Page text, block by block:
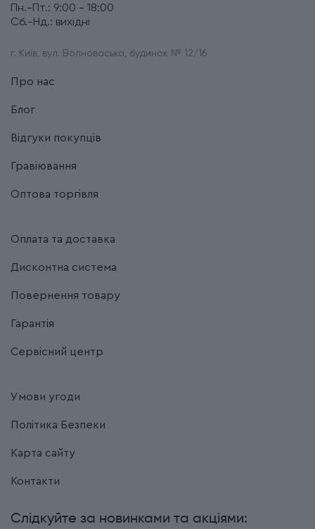
Пн.-Пт.: 9:00 - 18:00
Сб.-Нд.: вихідні
г. Київ, вул. Волноваська, будинок № 12/16
Про нас
Блог
Відгуки покупців
Гравіювання
Оптова торгівля
Оплата та доставка
Дисконтна система
Повернення товару
Гарантія
Сервісний центр
Умови угоди
Політика Безпеки
Карта сайту
Контакти
Слідкуйте за новинками та акціями: